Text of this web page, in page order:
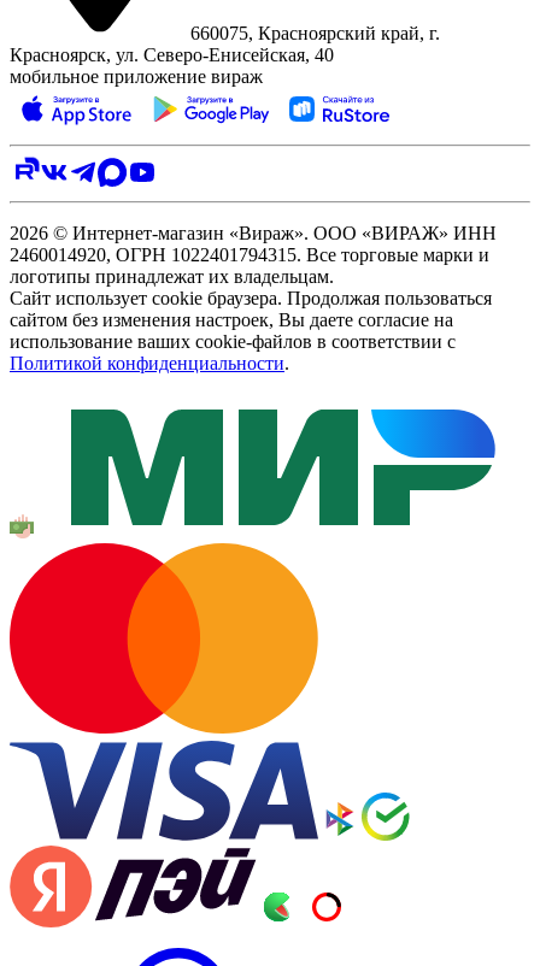
660075, Красноярский край, г.
Красноярск, ул. Северо‑Енисейская, 40
мобильное приложение вираж
2026 © Интернет-магазин «Вираж». ООО «ВИРАЖ» ИНН
2460014920, ОГРН 1022401794315. Все торговые марки и
логотипы принадлежат их владельцам.
Сайт использует cookie браузера. Продолжая пользоваться
сайтом без изменения настроек, Вы даете согласие на
использование ваших cookie-файлов в соответствии с
Политикой конфиденциальности.